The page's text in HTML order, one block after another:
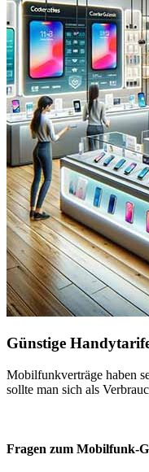
Günstige
Mobilfunkverträge haben
sollte man sich als
Fragen zum Mobilfunk-